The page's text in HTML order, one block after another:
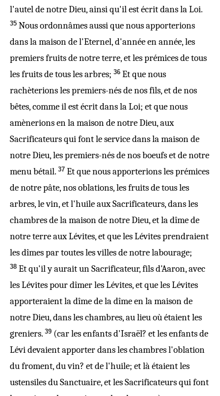
l'autel de notre Dieu, ainsi qu'il est écrit dans la Loi.
35 Nous ordonnâmesaussi que nous apporterions
dans la maison de l'Eternel, d'année en année, les
premiers fruits de notre terre, et les prémices de tous
les fruits de tous les arbres; 36 Etque nous
rachèterionsles premiers-nés de nos fils, et de nos
bêtes, comme il est écrit dans la Loi; et que nous
amènerions en la maison de notre Dieu, aux
Sacrificateurs qui font le service dans la maison de
notre Dieu, les premiers-nés de nos boeufs et de notre
menu bétail. 37 Et que nous apporterions les prémices
de notre pâte, nos oblations, les fruits de tous les
arbres, le vin, et l'huile aux Sacrificateurs, dans les
chambres de la maison de notre Dieu, et la dîme de
notre terre aux Lévites, et que les Lévites prendraient
les dîmes par toutes les villes de notre labourage;
38 Et qu'il y aurait un Sacrificateur, fils d'Aaron, avec
les Lévites pour dîmer les Lévites, et que les Lévites
apporteraient la dîme de la dîme en la maison de
notre Dieu, dans les chambres, au lieu où étaient les
greniers. 39 (car les enfants d'Israël? et les enfants de
Lévi devaient apporter dans les chambres l'oblation
du froment, du vin? et de l'huile; et là étaient les
ustensiles du Sanctuaire, et les Sacrificateurs qui font